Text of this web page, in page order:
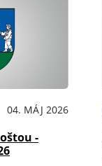
04. MÁJ 2026
-